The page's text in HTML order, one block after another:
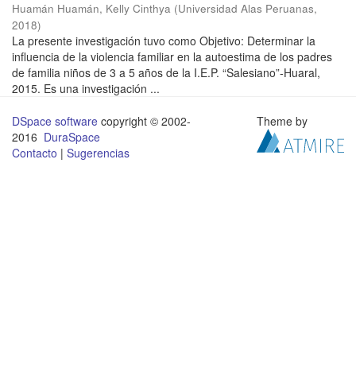
Huamán Huamán, Kelly Cinthya (Universidad Alas Peruanas,
2018)
La presente investigación tuvo como Objetivo: Determinar la
influencia de la violencia familiar en la autoestima de los padres
de familia niños de 3 a 5 años de la I.E.P. “Salesiano”-Huaral,
2015. Es una investigación ...
DSpace software copyright © 2002-
2016 DuraSpace
Contacto | Sugerencias
Theme by